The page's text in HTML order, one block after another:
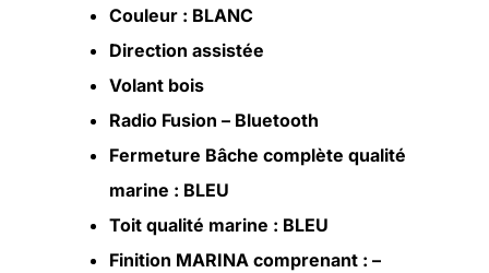
Couleur : BLANC
Direction assistée
Volant bois
Radio Fusion – Bluetooth
Fermeture Bâche complète qualité
marine : BLEU
Toit qualité marine : BLEU
Finition MARINA comprenant : –